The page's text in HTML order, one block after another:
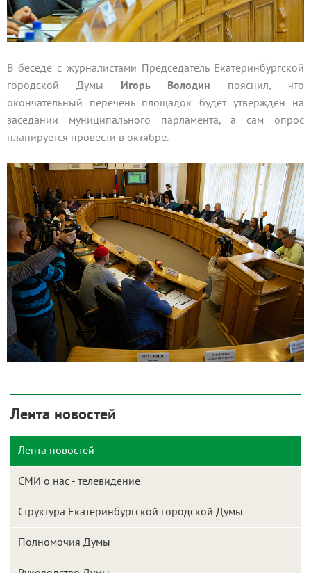
В беседе с журналистами Председатель Екатеринбургской
городской Думы Игорь Володин пояснил, что
окончательный перечень площадок будет утвержден на
заседании муниципального парламента, а сам опрос
планируется провести в октябре.
Лента новостей
Лента новостей
СМИ о нас - телевидение
Структура Екатеринбургской городской Думы
Полномочия Думы